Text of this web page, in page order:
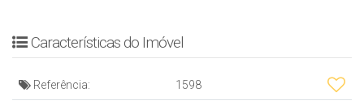
Características do Imóvel
Referência: 1598